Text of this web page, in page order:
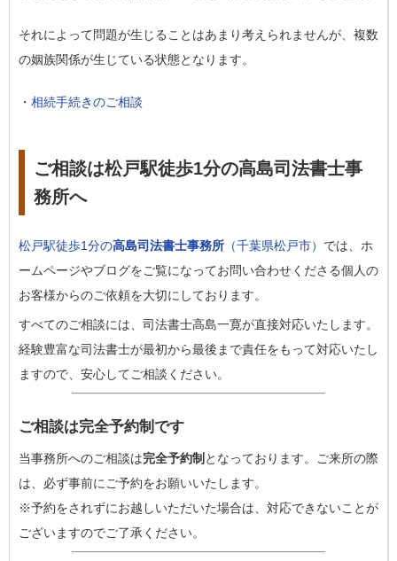
それによって問題が生じることはあまり考えられませんが、複数
の姻族関係が生じている状態となります。
・ 相続手続きのご相談
ご相談は松戸駅徒歩1分の高島司法書士事
務所へ
松戸駅徒歩1分の高島司法書士事務所 （千葉県松戸市） では、ホ
ームページやブログをご覧になってお問い合わせくださる個人の
お客様からのご依頼を大切にしております。
すべてのご相談には、司法書士高島一寛が直接対応いたします。
経験豊富な司法書士が最初から最後まで責任をもって対応いたし
ますので、安心してご相談ください。
ご相談は完全予約制です
当事務所へのご相談は完全予約制 となっております。ご来所の際
は、必ず事前にご予約をお願いいたします。
※予約をされずにお越しいただいた場合は、対応できないことが
ございますのでご了承ください。